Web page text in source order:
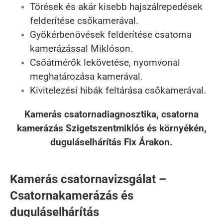
Törések és akár kisebb hajszálrepedések
felderítése csőkamerával.
Gyökérbenövések felderítése csatorna
kamerázással Miklóson.
Csőátmérők lekövetése, nyomvonal
meghatározása kamerával.
Kivitelezési hibák feltárása csőkamerával.
Kamerás csatornadiagnosztika, csatorna
kamerázás Szigetszentmiklós és környékén,
duguláselhárítás Fix Árakon.
Kamerás csatornavizsgálat –
Csatornakamerázás és
duguláselhárítás